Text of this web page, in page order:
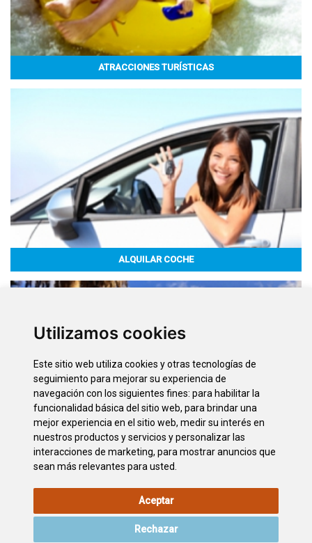
Utilizamos cookies
Este sitio web utiliza cookies y otras tecnologías de
seguimiento para mejorar su experiencia de
navegación con los siguientes fines: para habilitar la
funcionalidad básica del sitio web, para brindar una
mejor experiencia en el sitio web, medir su interés en
nuestros productos y servicios y personalizar las
interacciones de marketing, para mostrar anuncios que
sean más relevantes para usted
Aceptar
Rechazar
ATRACCIONES TURÍSTICAS
ALQUILAR COCHE
ACCESIBILIDAD
COOKIES
PRIVACIDAD
ACCESIBILIDAD CONTACTO